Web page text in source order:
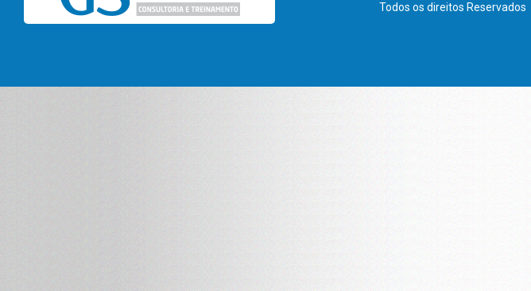
Todos os direitos Reservados